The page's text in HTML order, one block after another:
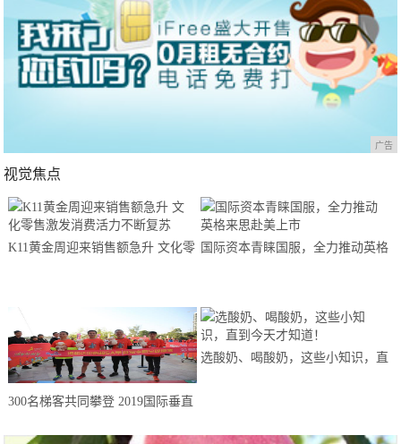
广告
视觉焦点
K11黄金周迎来销售额急升 文化零
国际资本青睐国服，全力推动英格
300名梯客共同攀登 2019国际垂直
选酸奶、喝酸奶，这些小知识，直